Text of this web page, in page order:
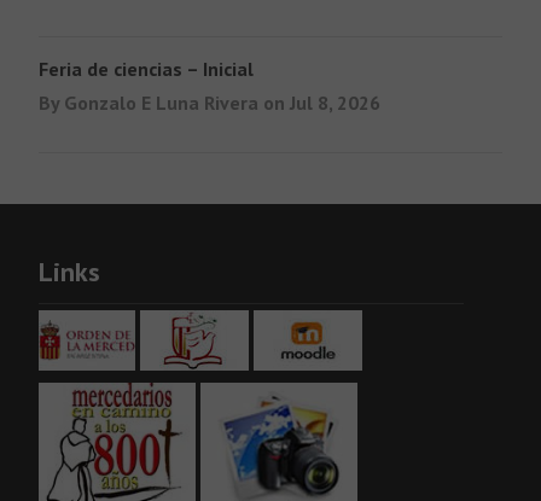
Feria de ciencias – Inicial
By Gonzalo E Luna Rivera on Jul 8, 2026
Links